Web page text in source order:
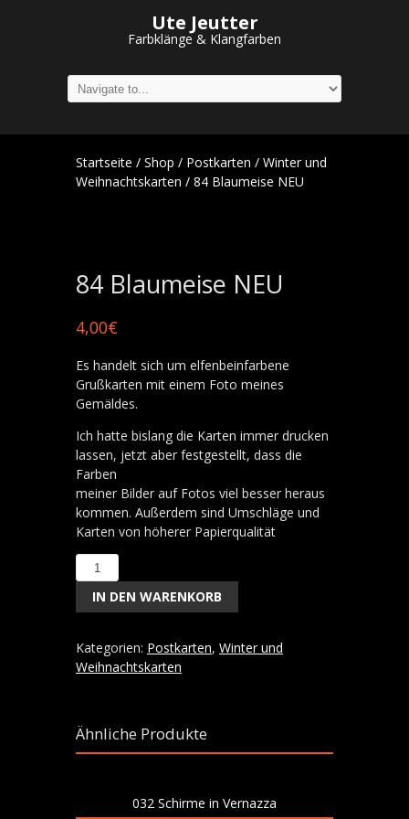
Ute Jeutter
Farbklänge & Klangfarben
Startseite / Shop / Postkarten / Winter und
Weihnachtskarten / 84 Blaumeise NEU
84 Blaumeise NEU
4,00€
Es handelt sich um elfenbeinfarbene
Grußkarten mit einem Foto meines
Gemäldes.
Ich hatte bislang die Karten immer drucken
lassen, jetzt aber festgestellt, dass die
Farben
meiner Bilder auf Fotos viel besser heraus
kommen. Außerdem sind Umschläge und
Karten von höherer Papierqualität
Blaumeise
NEU
IN DEN WARENKORB
Kategorien: Postkarten, Winter und
Weihnachtskarten
Ähnliche Produkte
032 Schirme in Vernazza